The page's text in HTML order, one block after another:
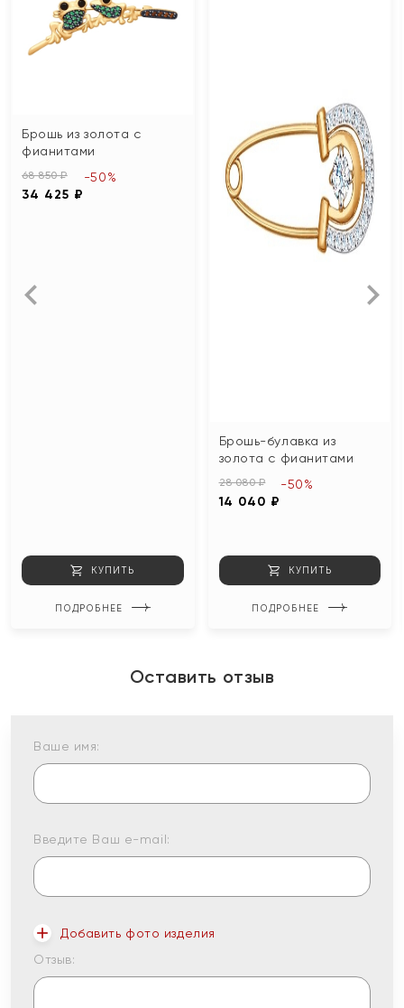
Брошь из золота с
фианитами
68 850 ₽
34 425 ₽
-50%
КУПИТЬ
ПОДРОБНЕЕ
Брошь-булавка из
золота с фианитами
28 080 ₽
14 040 ₽
-50%
КУПИТЬ
ПОДРОБНЕЕ
Оставить отзыв
Ваше имя:
Введите Ваш e-mail:
Добавить фото изделия
Отзыв: